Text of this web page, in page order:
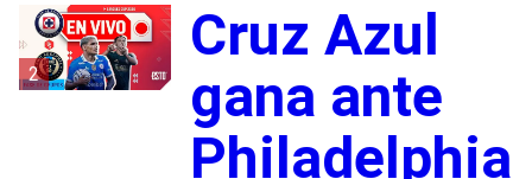
2
Cruz Azul
gana ante
Philadelphia